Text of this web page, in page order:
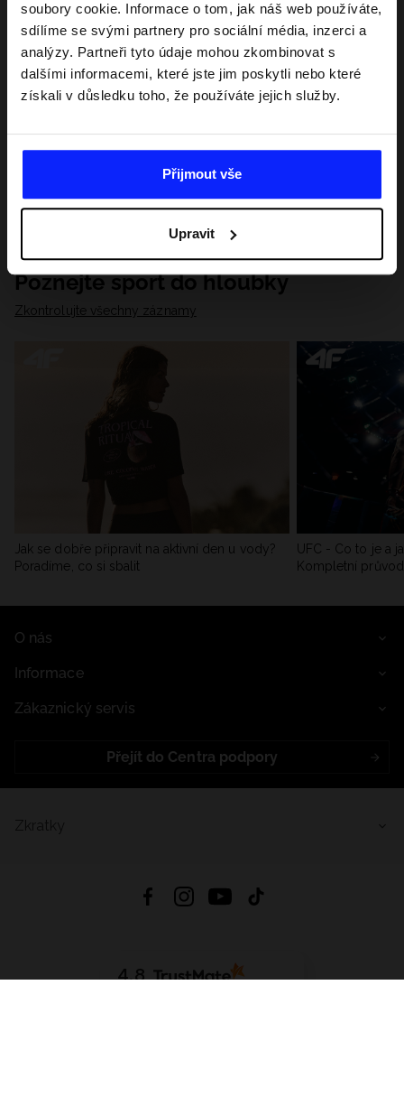
soubory cookie. Informace o tom, jak náš web používáte,
sdílíme se svými partnery pro sociální média, inzerci a
analýzy. Partneři tyto údaje mohou zkombinovat s
dalšími informacemi, které jste jim poskytli nebo které
získali v důsledku toho, že používáte jejich služby.
Přijmout vše
Upravit
Poznejte sport do hloubky
Zkontrolujte všechny záznamy
Jak se dobře připravit na aktivní den u vody?
Poradíme, co si sbalit
UFC - Co to je a
Kompletní
O nás
Informace
Zákaznický servis
Přejít do Centra podpory
4.8